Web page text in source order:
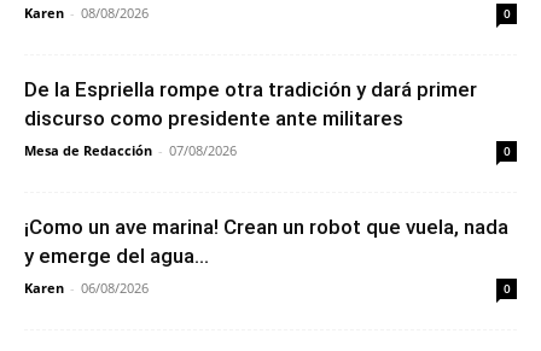
Karen - 08/08/2026 0
De la Espriella rompe otra tradición y dará primer
discurso como presidente ante militares
Mesa de Redacción - 07/08/2026 0
¡Como un ave marina! Crean un robot que vuela, nada
y emerge del agua...
Karen - 06/08/2026 0